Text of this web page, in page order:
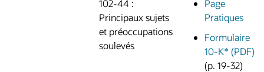
102-44 :
Principaux sujets
et préoccupations
soulevés
Page
Pratiques
Formulaire
10-K* (PDF)
(p. 19-32)